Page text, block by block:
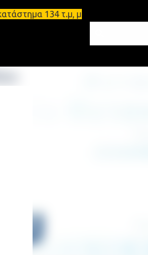
134 τ.μ, με υπόγειο